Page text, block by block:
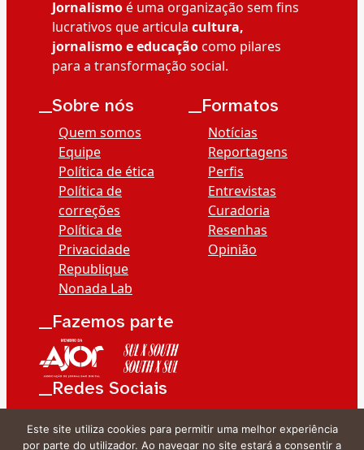
Jornalismoé uma organização sem fins
lucrativos que articula cultura,
jornalismo e educaçãocomo pilares
para a transformação social.
__Sobre nós
Quem somos
Equipe
Política de ética
Política de
correções
Política de
Privacidade
Republique
Nonada Lab
__Formatos
Notícias
Reportagens
Perfis
Entrevistas
Curadoria
Resenhas
Opinião
__Fazemos parte
__Redes Sociais
Este site utiliza cookies para permitir uma melhor experiência
por parte do utilizador. Ao navegar no site estará a consentir a